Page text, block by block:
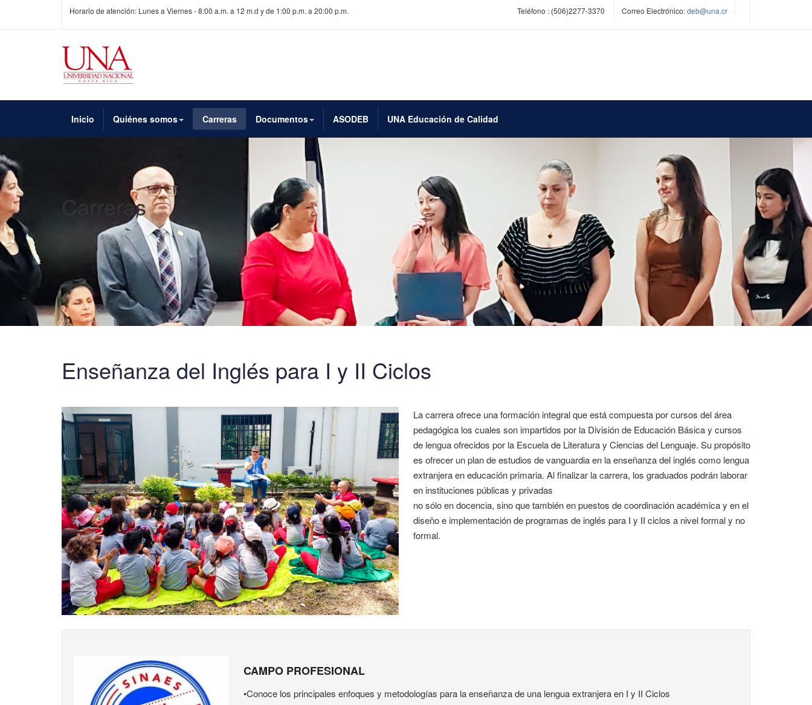
Horario de atención: Lunes a Viernes - 8:00 a.m. a 12 m.d y de 1:00 p.m. a 20:00 p.m. Teléfono : (506)2277-3370 Correo Electrónico:deb@una.cr
Inicio Quiénes somos Carreras Documentos ASODEB UNA Educación de Calidad
Carreras
Enseñanza del Inglés para I y II Ciclos
La carrera ofrece una formación integral que está compuesta por cursos del área
pedagógica los cuales son impartidos por la División de Educación Básica y cursos
de lengua ofrecidos por la Escuela de Literatura y Ciencias del Lenguaje. Su propósito
es ofrecer un plan de estudios de vanguardia en la enseñanza del inglés como lengua
extranjera en educación primaria. Al finalizar la carrera, los graduados podrán laborar
en instituciones públicas y privadas
no sólo en docencia, sino que también en puestos de coordinación académica y en el
diseño e implementación de programas de inglés para I y II ciclos a nivel formal y no
formal.
CAMPO PROFESIONAL
•Conoce los principales enfoques y metodologías para la enseñanza de una lengua extranjera en I y II Ciclos